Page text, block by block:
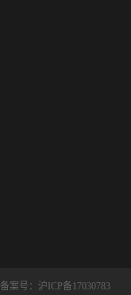
备案号：沪ICP备17030783